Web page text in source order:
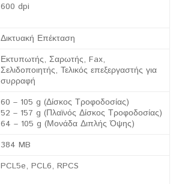
600 dpi
Δικτυακή Επέκταση
Εκτυπωτής, Σαρωτής, Fax,
Σελιδοποιητής, Τελικός επεξεργαστής για
συρραφή
60 – 105 g (Δίσκος Τροφοδοσίας)
52 – 157 g (Πλαϊνός Δίσκος Τροφοδοσίας)
64 – 105 g (Μονάδα Διπλής Όψης)
384 MB
PCL5e, PCL6, RPCS